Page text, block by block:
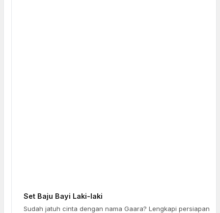
Set Baju Bayi Laki-laki
Sudah jatuh cinta dengan nama Gaara? Lengkapi persiapan